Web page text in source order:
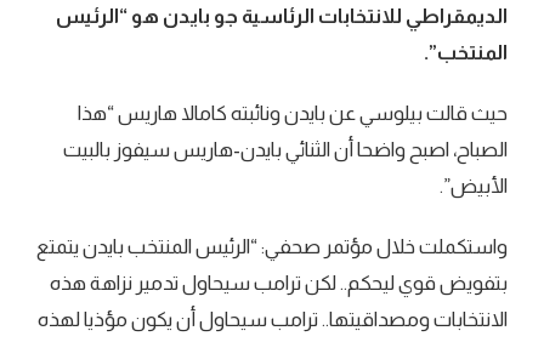
الديمقراطي للانتخابات الرئاسية جو بايدن هو “الرئيس
المنتخب”.
حيث قالت بيلوسي عن بايدن ونائبته كامالا هاريس “هذا
الصباح، اصبح واضحا أن الثنائي بايدن-هاريس سيفوز بالبيت
الأبيض”.
واستكملت خلال مؤتمر صحفي: “الرئيس المنتخب بايدن يتمتع
بتفويض قوي ليحكم.. لكن ترامب سيحاول تدمير نزاهة هذه
الانتخابات ومصداقيتها.. ترامب سيحاول أن يكون مؤذيا لهذه